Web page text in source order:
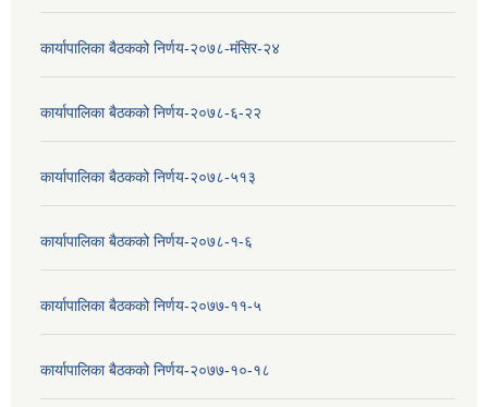
कार्यापालिका बैठकको निर्णय-२०७८-मंसिर-२४
कार्यापालिका बैठकको निर्णय-२०७८-६-२२
कार्यापालिका बैठकको निर्णय-२०७८-५१३
कार्यापालिका बैठकको निर्णय-२०७८-१-६
कार्यापालिका बैठकको निर्णय-२०७७-११-५
कार्यापालिका बैठकको निर्णय-२०७७-१०-१८